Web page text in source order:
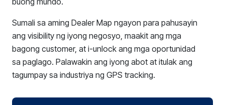
Sumali sa aming Dealer Map ngayon para pahusayin
ang visibility ng iyong negosyo, maakit ang mga
bagong customer, at i-unlock ang mga oportunidad
sa paglago. Palawakin ang iyong abot at itulak ang
tagumpay sa industriya ng GPS tracking.